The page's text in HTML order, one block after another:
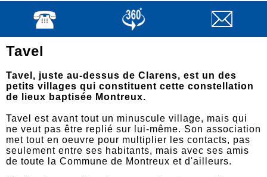
Tavel
Tavel, juste au-dessus de Clarens, est un des
petits villages qui constituent cette constellation
de lieux baptisée Montreux.
Tavel est avant tout un minuscule village, mais qui
ne veut pas être replié sur lui-même. Son association
met tout en oeuvre pour multiplier les contacts, pas
seulement entre ses habitants, mais avec ses amis
de toute la Commune de Montreux et d'ailleurs.